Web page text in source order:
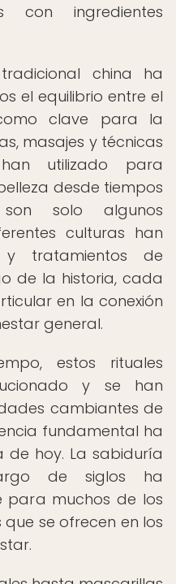
con ingredientes
china ha
el equilibrio entre el
clave para la
masajes y técnicas
utilizado para
desde tiempos
son solo algunos
culturas han
y tratamientos de
de la historia, cada
en la conexión
general.
estos rituales
y se han
cambiantes de
fundamental ha
hoy. La sabiduría
de siglos ha
para muchos de los
se ofrecen en los